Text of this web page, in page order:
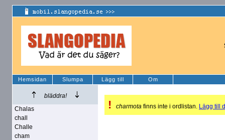
Hemsidan Slumpa Lägg till Om
bläddra!
Chalas
chall
Challe
cham
! charmota finns inte i ordlistan. Lägg till